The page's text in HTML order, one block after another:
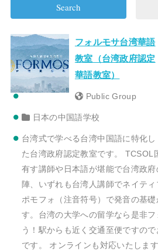
フォルモサ台湾華語
教室（台湾政府認定
華語教室）
Public Group
日本の中国語学校
台湾式で学べる台湾中国語に特化し
た台湾政府認定教室です。 TCSOL
有す講師や日本語が堪能で台湾政
陣、いずれも台湾人講師でネイテ
ポモフォ（注音符号）で発音の基
す。台湾の大学への留学なら是非フ
う！駅からも近く交通至便ですの
です。 オンラインも対応いたします